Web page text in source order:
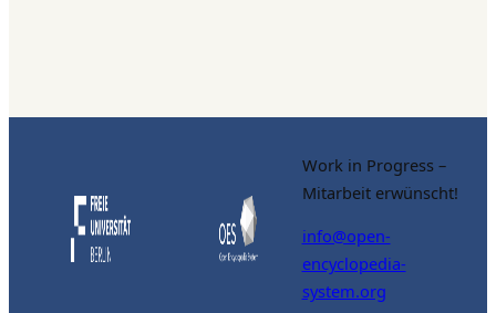
Work in Progress –
Mitarbeit erwünscht!
info@open-
encyclopedia-
system.org